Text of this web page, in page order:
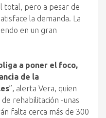
total, pero a pesar de
la demanda. La
en un gran
a poner el foco,
de la
”, alerta Vera, quien
rehabilitación -unas
falta cerca más de 300